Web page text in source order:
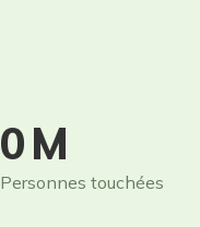
1M
Personnes touchées